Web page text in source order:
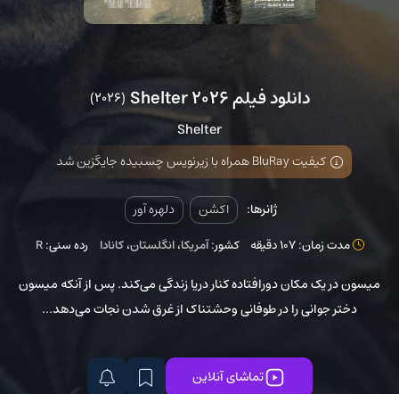
دانلود فیلم Shelter 2026 (2026)
Shelter
کیفیت BluRay همراه با زیرنویس چسبیده جایگزین شد
ژانرها: اکشن دلهره آور
مدت زمان: 107 دقیقه کشور:آمریکا،انگلستان،کانادا رده سنی:R
میسون در یک مکان دورافتاده کنار دریا زندگی می‌کند. پس از آنکه میسون
دختر جوانی را در طوفانی وحشتناک از غرق شدن نجات می‌دهد...
تماشای آنلاین